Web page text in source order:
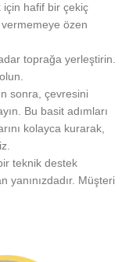
için hafif bir çekiç
özen
toprağa yerleştirin.
sonra, çevresini
Bu basit adımları
kolayca kurarak,
teknik destek
yanınızdadır. Müşteri